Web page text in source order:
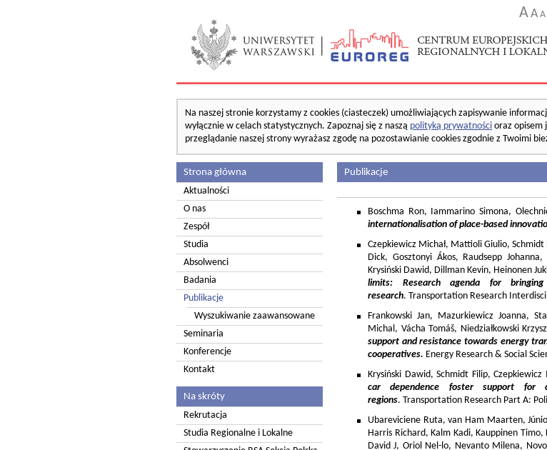
AA A
Na naszej stronie korzystamy z cookies (ciasteczek) umożliwiających zapisywanie
wyłącznie w celach statystycznych. Zapoznaj się z naszą polityką prywatności oraz opisem
przeglądanie naszej strony wyrażasz zgodę na pozostawianie cookies zgodnie z Twoimi
Strona główna
Aktualności
O nas
Zespół
Studia
Absolwenci
Badania
Publikacje
Wyszukiwanie zaawansowane
Seminaria
Konferencje
Kontakt
Na skróty
Rekrutacja
Studia Regionalne i Lokalne
Publikacje
Boschma Ron, Iammarino Simona,
internationalisation of place-based
Czepkiewicz Michał, Mattioli Giulio,
Dick, Gosztonyi Ákos, Raudsepp
Krysiński Dawid, Dillman Kevin, Heinonen
limits: Research agenda for
research. Transportation Research
Frankowski Jan, Mazurkiewicz Joanna,
Michal, Vácha Tomáš, Niedziałkowski
support and resistance towards energy
cooperatives. Energy Research & Social
Krysiński Dawid, Schmidt Filip,
car dependence foster support for
regions. Transportation Research Part A:
Ubareviciene Ruta, van Ham Maarten,
Harris Richard, Kalm Kadi, Kauppinen
David J, Oriol Nel-lo, Nevanto Milena,